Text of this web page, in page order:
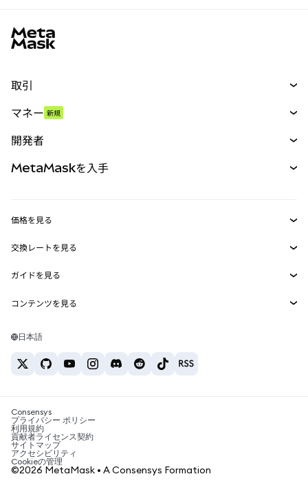
取引
パーペチュアル
RWA
マネー 新規
開発者
MetaMask Connect
Snaps
Web3サービス
MetaMaskを入手
セキュリティ
サポート
キャリア
お問い合わせ
価格を見る
イーサリアムの価格
Solanaの価格
Tetherの価格
交換レートを見る
ETH→USD
USDT→INR
BTC→INR
ETH→USDT
ガイドを見る
ETHの購入
USDTの購入
SHIBの購入
BNBの購入
コンテンツを見る
Solanaウォレット
税制関連ニュース
暗号資産の購入方法は？
ビットコインを売るには？
日本語
Consensys
プライバシー ポリシー
利用規約
貢献者ライセンス契約
サイトマップ
アクセシビリティ
Cookieの管理
©2026 MetaMask • A Consensys Formation